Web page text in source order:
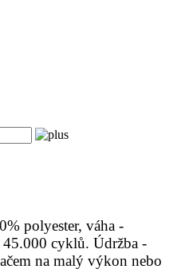
polyester, váha -
45.000 cyklů. Údržba -
na malý výkon nebo